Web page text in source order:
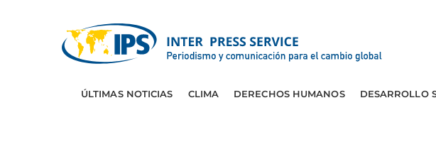
ÚLTIMAS NOTICIAS CLIMA DERECHOS HUMANOS DESARROLLO